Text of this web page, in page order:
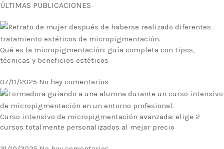
ÚLTIMAS PUBLICACIONES
Qué es la micropigmentación: guía completa con tipos,
técnicas y beneficios estéticos
07/11/2025 No hay comentarios
Curso intensivo de micropigmentación avanzada: elige 2
cursos totalmente personalizados al mejor precio